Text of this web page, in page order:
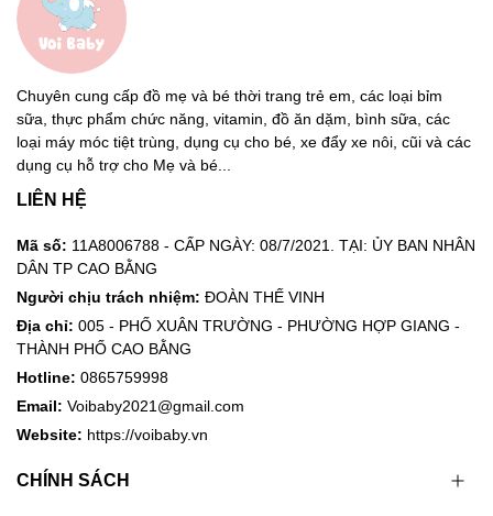
Chuyên cung cấp đồ mẹ và bé thời trang trẻ em, các loại bỉm
sữa, thực phẩm chức năng, vitamin, đồ ăn dặm, bình sữa, các
loại máy móc tiệt trùng, dụng cụ cho bé, xe đẩy xe nôi, cũi và các
dụng cụ hỗ trợ cho Mẹ và bé...
LIÊN HỆ
Mã số: 11A8006788 - CẤP NGÀY: 08/7/2021. TẠI: ỦY BAN NHÂN
DÂN TP CAO BẰNG
Người chịu trách nhiệm: ĐOÀN THẾ VINH
Địa chỉ: 005 - PHỐ XUÂN TRƯỜNG - PHƯỜNG HỢP GIANG -
THÀNH PHỐ CAO BẰNG
Hotline: 0865759998
Email: Voibaby2021@gmail.com
Website: https://voibaby.vn
CHÍNH SÁCH